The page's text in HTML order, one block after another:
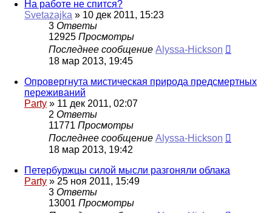
На работе не спится?
Svetazajka » 10 дек 2011, 15:23
3 Ответы
12925 Просмотры
Последнее сообщение Alyssa-Hickson
18 мар 2013, 19:45
Опровергнута мистическая природа предсмертных
переживаний
Party » 11 дек 2011, 02:07
2 Ответы
11771 Просмотры
Последнее сообщение Alyssa-Hickson
18 мар 2013, 19:42
Петербуржцы силой мысли разгоняли облака
Party » 25 ноя 2011, 15:49
3 Ответы
13001 Просмотры